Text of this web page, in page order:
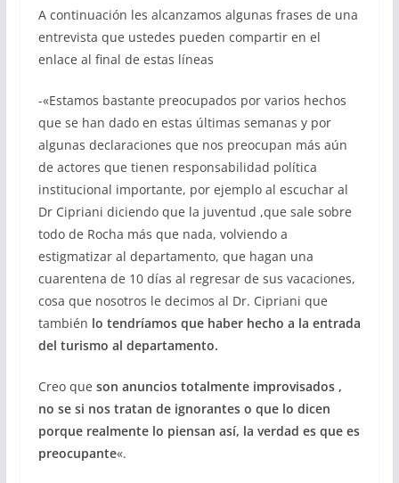
A continuación les alcanzamos algunas frases de una
entrevista que ustedes pueden compartir en el
enlace al final de estas líneas
-«Estamos bastante preocupados por varios hechos
que se han dado en estas últimas semanas y por
algunas declaraciones que nos preocupan más aún
de actores que tienen responsabilidad política
institucional importante, por ejemplo al escuchar al
Dr Cipriani diciendo que la juventud ,que sale sobre
todo de Rocha más que nada, volviendo a
estigmatizar al departamento, que hagan una
cuarentena de 10 días al regresar de sus vacaciones,
cosa que nosotros le decimos al Dr. Cipriani que
también lo tendríamos que haber hecho a la entrada
del turismo al departamento.
Creo que son anuncios totalmente improvisados ,
no se si nos tratan de ignorantes o que lo dicen
porque realmente lo piensan así, la verdad es que es
preocupante«.